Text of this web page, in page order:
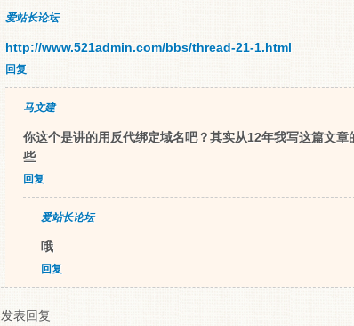
爱站长论坛
http://www.521admin.com/bbs/thread-21-1.html
回复
马文建
你这个是讲的用反代绑定域名吧？其实从12年我写这篇文
些
回复
爱站长论坛
哦
回复
发表回复